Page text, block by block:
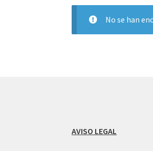
No se han
AVISO LEGAL